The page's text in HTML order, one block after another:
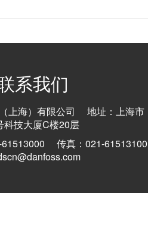
系我们
上海）有限公司 地址：上海市
科技大厦C楼20层
传真：021-61513100